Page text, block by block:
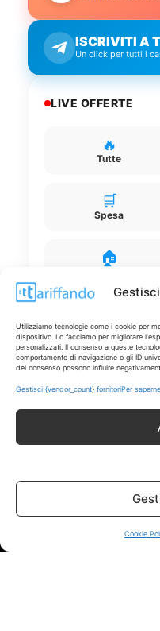
Utilizziamo tecnologie come i cookie per
dispositivo. Lo facciamo per migliorare
personalizzati. Il consenso a queste
comportamento di navigazione o gli ID
del consenso possono influire
Gestisci {vendor_count} fornitoriPer
Cookie
ISCRIVITI A
Un click per tutti i
LIVE OFFERTE
🔥
Tutte
🛒
Spesa
🏠
I marchi citati appartengono
segnalate possono subire
sui siti ufficiali.
Info